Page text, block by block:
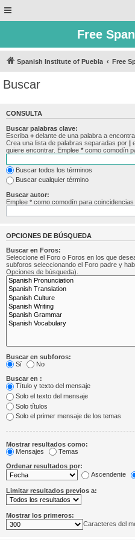
Free
Spanish Institute of Puebla Free
Buscar
CONSULTA
Buscar palabras clave:
Escriba + delante de una palabra a
Crea una lista de palabras separadas por |
quiere encontrar. Emplee * como comodín
Buscar todos los términos
Buscar cualquier término
Buscar autor:
Emplee * como comodín para coincidencias
OPCIONES DE BÚSQUEDA
Buscar en Foros:
Seleccione el Foro o Foros en los que
subforos seleccionando el Foro padre y
Opciones de búsqueda).
Buscar en subforos:
Sí
No
Buscar en :
Título y texto del mensaje
Solo el texto del mensaje
Solo títulos
Solo el primer mensaje de los temas
Mostrar resultados como:
Mensajes
Temas
Ordenar resultados por:
Ascendente
Limitar resultados previos a:
Mostrar los primeros:
Caracteres del